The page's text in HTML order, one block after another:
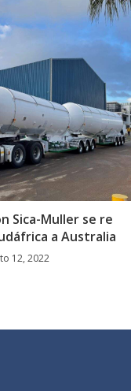
Sica-Muller se re
a Australia
12, 2022